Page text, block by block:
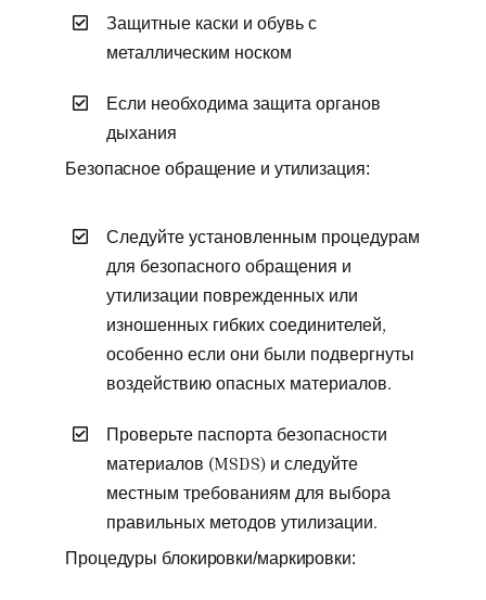
Защитные каски и обувь с
металлическим носком
Если необходима защита органов
дыхания
Безопасное обращение и утилизация:
Следуйте установленным процедурам
для безопасного обращения и
утилизации поврежденных или
изношенных гибких соединителей,
особенно если они были подвергнуты
воздействию опасных материалов.
Проверьте паспорта безопасности
материалов (MSDS) и следуйте
местным требованиям для выбора
правильных методов утилизации.
Процедуры блокировки/маркировки: